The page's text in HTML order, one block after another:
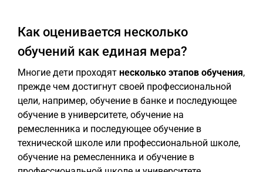
Как оценивается несколько
обучений как единая мера?
Многие дети проходят несколько этапов обучения,
прежде чем достигнут своей профессиональной
цели, например, обучение в банке и последующее
обучение в университете, обучение на
ремесленника и последующее обучение в
технической школе или профессиональной школе,
обучение на ремесленника и обучение в